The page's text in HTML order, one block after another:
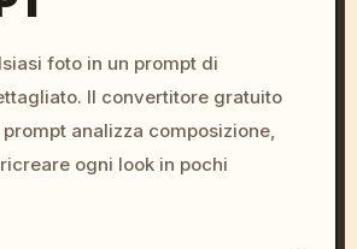
colors, 8k --v 6.0
foto in un prompt di
Il convertitore gratuito
analizza composizione,
ogni look in pochi